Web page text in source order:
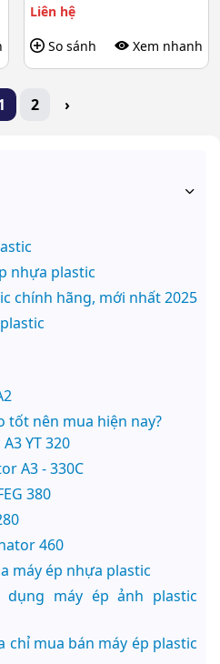
Liên hệ
So sánh
Xem nhanh
2 ›
nhựa plastic
chính hãng, mới nhất 2025
tốt nên mua hiện nay?
YT 320
A3 - 330C
380
460
máy ép nhựa plastic
máy ép ảnh plastic
chỉ mua bán máy ép plastic